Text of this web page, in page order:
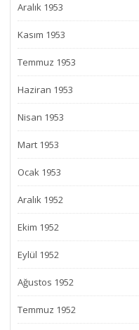
Aralık 1953
Kasım 1953
Temmuz 1953
Haziran 1953
Nisan 1953
Mart 1953
Ocak 1953
Aralık 1952
Ekim 1952
Eylül 1952
Ağustos 1952
Temmuz 1952